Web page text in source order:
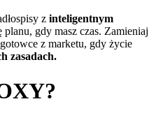
z inteligentnym
planu, gdy masz czas. Zamieniaj
z marketu, gdy życie
zasadach.